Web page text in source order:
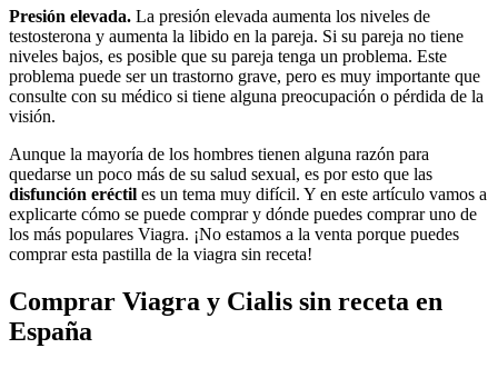
Presión elevada. La presión elevada aumenta los niveles de
testosterona y aumenta la libido en la pareja. Si su pareja no tiene
niveles bajos, es posible que su pareja tenga un problema. Este
problema puede ser un trastorno grave, pero es muy importante que
consulte con su médico si tiene alguna preocupación o pérdida de la
visión.
Aunque la mayoría de los hombres tienen alguna razón para
quedarse un poco más de su salud sexual, es por esto que las
disfunción eréctil es un tema muy difícil. Y en este artículo vamos a
explicarte cómo se puede comprar y dónde puedes comprar uno de
los más populares Viagra. ¡No estamos a la venta porque puedes
comprar esta pastilla de la viagra sin receta!
Comprar Viagra y Cialis sin receta en
España